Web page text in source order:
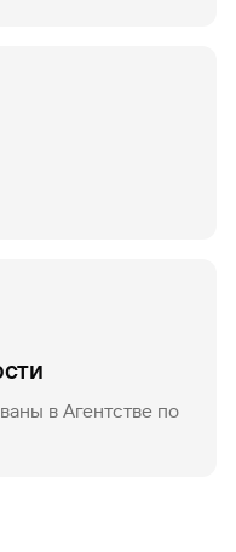
в Агентстве по